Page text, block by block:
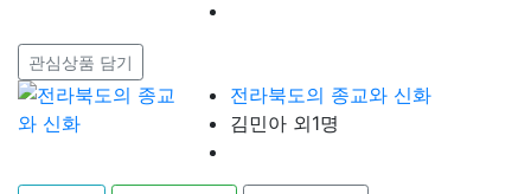
관심상품 담기
전라북도의 종교와 신화
김민아 외1명